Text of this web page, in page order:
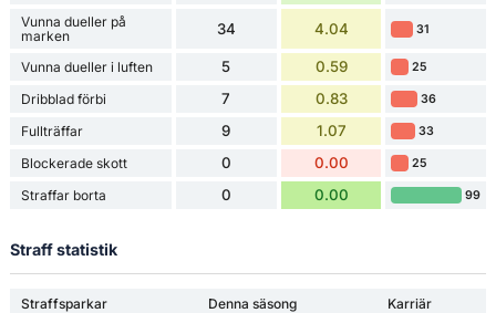
Vunna dueller på
marken
34 4.04 31
Vunna dueller i luften 5 0.59 25
Dribblad förbi 7 0.83 36
Fullträffar 9 1.07 33
Blockerade skott 0 0.00 25
Straffar borta 0 0.00 99
Straff statistik
Straffsparkar Denna säsong
Karriär